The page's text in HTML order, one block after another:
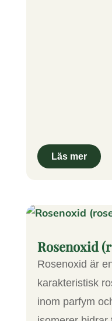
Rosenoxid
Rosenoxid är
karakteristisk
inom parfym